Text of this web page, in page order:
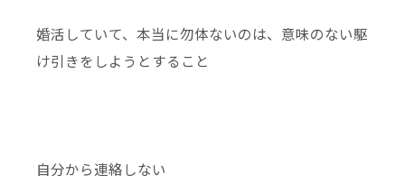
婚活していて、本当に勿体ないのは、意味のない駆
け引きをしようとすること
自分から連絡しない